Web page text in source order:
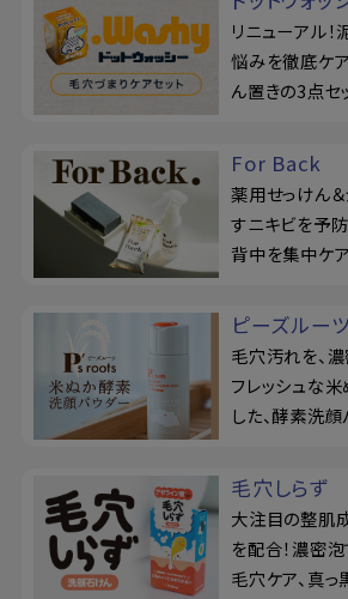
リニューアル
悩みを徹底ケ
ん置きの3点セ
For Back
薬用せっけん＆
すニキビを予防
背中を集中ケア
ピーズルーツ
毛穴汚れを、
フレッシュな
した、酵素洗
毛穴しらず
大注目の整肌
を配合！濃密
毛穴ケア、真